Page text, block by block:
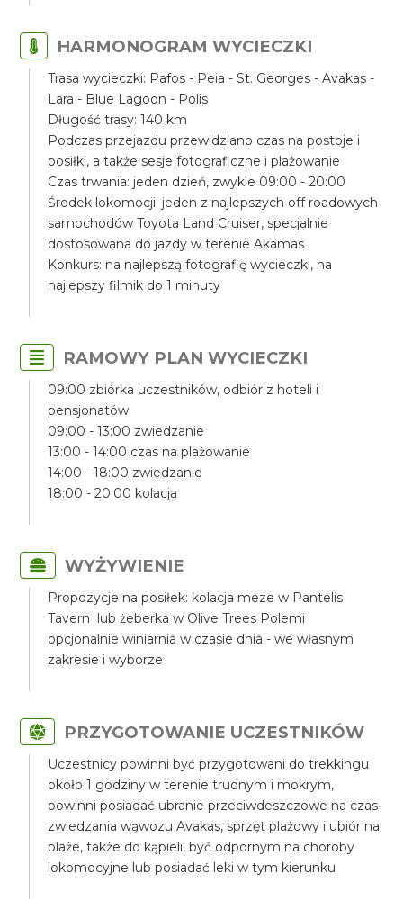
HARMONOGRAM WYCIECZKI
Trasa wycieczki: Pafos - Peia - St. Georges - Avakas -
Lara - Blue Lagoon - Polis
Długość trasy: 140 km
Podczas przejazdu przewidziano czas na postoje i
posiłki, a także sesje fotograficzne i plażowanie
Czas trwania: jeden dzień, zwykle 09:00 - 20:00
Środek lokomocji: jeden z najlepszych off roadowych
samochodów Toyota Land Cruiser, specjalnie
dostosowana do jazdy w terenie Akamas
Konkurs: na najlepszą fotografię wycieczki, na
najlepszy filmik do 1 minuty
RAMOWY PLAN WYCIECZKI
09:00 zbiórka uczestników, odbiór z hoteli i
pensjonatów
09:00 - 13:00 zwiedzanie
13:00 - 14:00 czas na plażowanie
14:00 - 18:00 zwiedzanie
18:00 - 20:00 kolacja
WYŻYWIENIE
Propozycje na posiłek: kolacja meze w Pantelis
Tavern lub żeberka w Olive Trees Polemi
opcjonalnie winiarnia w czasie dnia - we własnym
zakresie i wyborze
PRZYGOTOWANIE UCZESTNIKÓW
Uczestnicy powinni być przygotowani do trekkingu
około 1 godziny w terenie trudnym i mokrym,
powinni posiadać ubranie przeciwdeszczowe na czas
zwiedzania wąwozu Avakas, sprzęt plażowy i ubiór na
plaże, także do kąpieli, być odpornym na choroby
lokomocyjne lub posiadać leki w tym kierunku